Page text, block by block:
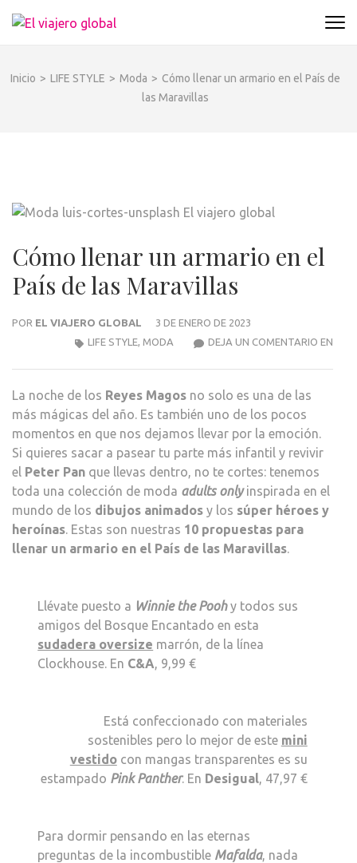
Un espacio donde descubrir la cara B de los
desde su música hasta su arquitectura o sus
sabores
Inicio > LIFE STYLE > Moda > Cómo llenar un armario en el País de
las Maravillas
Cómo llenar un armario en el
País de las Maravillas
POR EL VIAJERO GLOBAL
3 DE ENERO DE 2023
DEJA UN COMENTARIO EN
LIFE STYLE, MODA
La noche de los Reyes Magos no solo es una de las
más mágicas del año. Es también uno de los pocos
momentos en que nos dejamos llevar por la emoción.
Si quieres sacar a pasear tu parte más infantil y revivir
el Peter Pan que llevas dentro, no te cortes: tenemos
toda una colección de moda adults onlyinspirada en el
mundo de los dibujos animados y los súper héroes y
heroínas. Estas son nuestras 10 propuestas para
llenar un armario en el País de las Maravillas.
Llévate puesto a Winnie the Poohy todos sus
amigos del Bosque Encantado en esta
sudadera oversize marrón, de la línea
Clockhouse. En C&A, 9,99 €
Está confeccionado con materiales
sostenibles pero lo mejor de este mini
vestidocon mangas transparentes es su
estampado Pink Panther. En Desigual, 47,97 €
Para dormir pensando en las eternas
preguntas de la incombustible Mafalda, nada